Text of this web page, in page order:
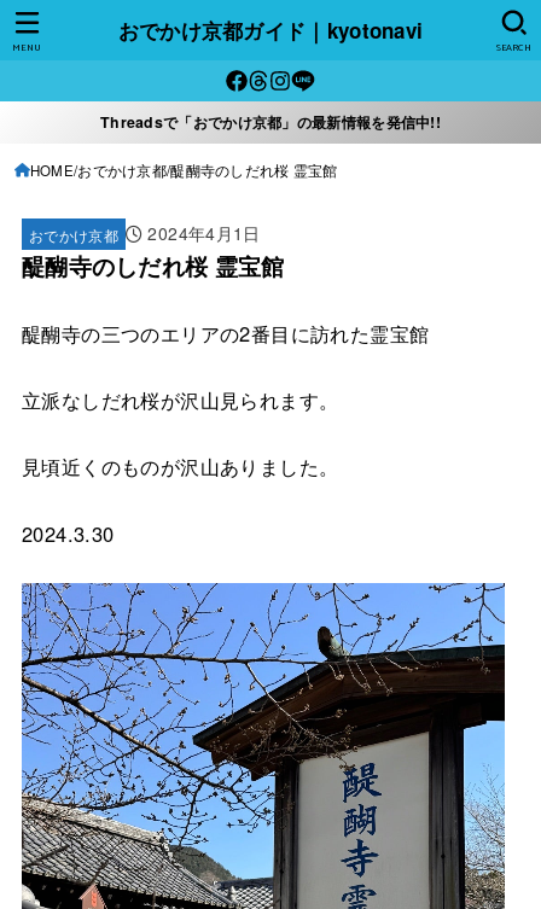
おでかけ京都ガイド｜kyotonavi
SEARCH
MENU
Threadsで「おでかけ京都」の最新情報を発信中!!
HOME おでかけ京都 醍醐寺のしだれ桜 霊宝館
おでかけ京都 2024年4月1日
醍醐寺のしだれ桜 霊宝館
醍醐寺の三つのエリアの2番目に訪れた霊宝館
立派なしだれ桜が沢山見られます。
見頃近くのものが沢山ありました。
2024.3.30